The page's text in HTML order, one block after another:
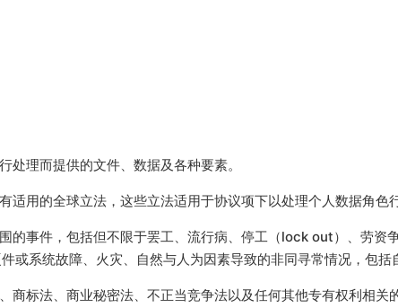
处理而提供的文件、数据及各种要素。
适用的全球立法，这些立法适用于协议项下以处理个人数据角色
的事件，包括但不限于罢工、流行病、停工（lock out）、劳资
或系统故障、火灾、自然与人为因素导致的非同寻常情况，包括
商标法、商业秘密法、不正当竞争法以及任何其他专有权利相关